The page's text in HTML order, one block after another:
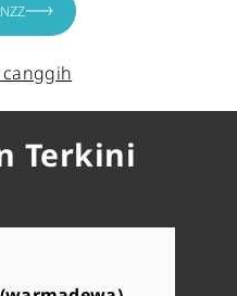
canggih
Terkini